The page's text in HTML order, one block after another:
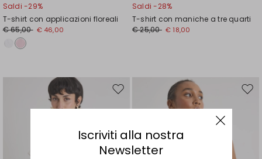
Saldi -29%
T-shirt con applicazioni floreali
€ 65,00 € 46,00
Saldi -28%
T-shirt con maniche a tre quarti
€ 25,00 € 18,00
Sposta
Iscriviti alla nostra
Newsletter